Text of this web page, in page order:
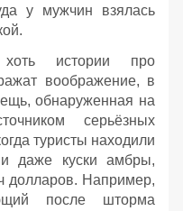
у мужчин взялась
хоть истории про
воображение, в
обнаруженная на
серьёзных
туристы находили
даже куски амбры,
долларов. Например,
после шторма